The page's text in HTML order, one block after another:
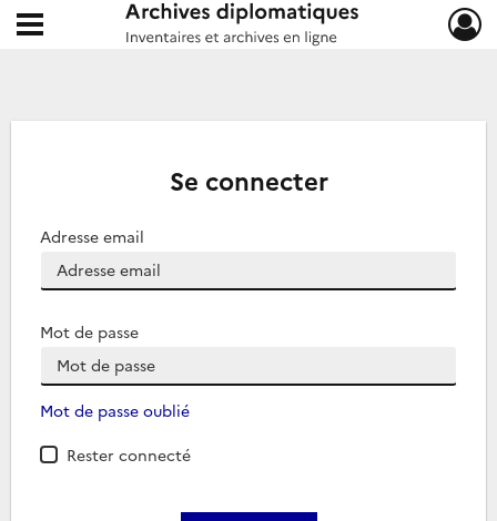
Archives diplomatiques
Ouvrir le menu déroulant
Se connecter
Adresse email
Mot de passe
Mot de passe oublié
Rester connecté